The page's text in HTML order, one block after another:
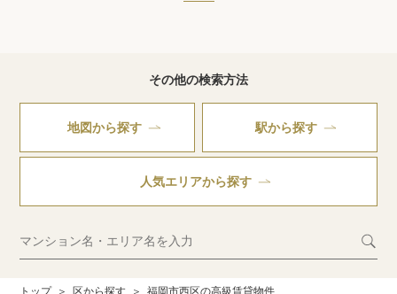
その他の検索方法
地図から探す 駅から探す
人気エリアから探す
トップ 区から探す 福岡市西区の高級賃貸物件